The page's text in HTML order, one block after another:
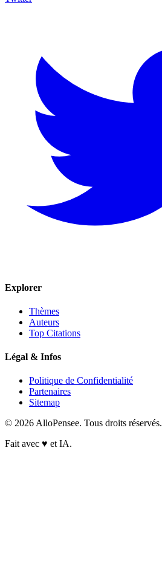
Explorer
Thèmes
Auteurs
Top Citations
Légal & Infos
Politique de Confidentialité
Partenaires
Sitemap
© 2026 AlloPensee. Tous droits réservés.
Fait avec ♥ et IA.